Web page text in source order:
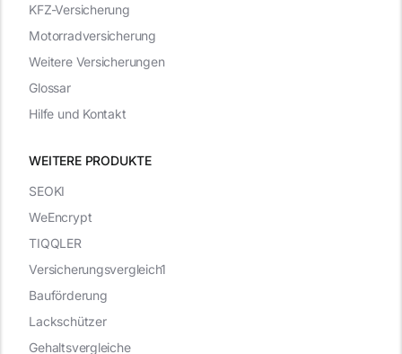
WEITERE PRODUKTE
KFZ-Versicherung
Motorradversicherung
Weitere Versicherungen
Glossar
Hilfe und Kontakt
SEOKI
WeEncrypt
TIQQLER
Versicherungsvergleich1
Bauförderung
Lackschützer
Gehaltsvergleiche